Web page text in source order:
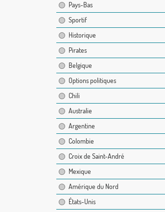
Pays-Bas
Sportif
Historique
Pirates
Belgique
Options politiques
Chili
Australie
Argentine
Colombie
Croix de Saint-André
Mexique
Amérique du Nord
États-Unis